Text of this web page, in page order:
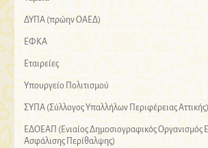
ΔΥΠΑ (πρώην ΟΑΕΔ)
ΕΦΚΑ
Εταιρείες
Υπουργείο Πολιτισμού
ΣΥΠΑ (Σύλλογος Υπαλλήλων Περιφέρειας Αττικής)
ΕΔΟΕΑΠ (Ενιαίος Δημοσιογραφικός Οργανισμός
Ασφάλισης Περίθαλψης)